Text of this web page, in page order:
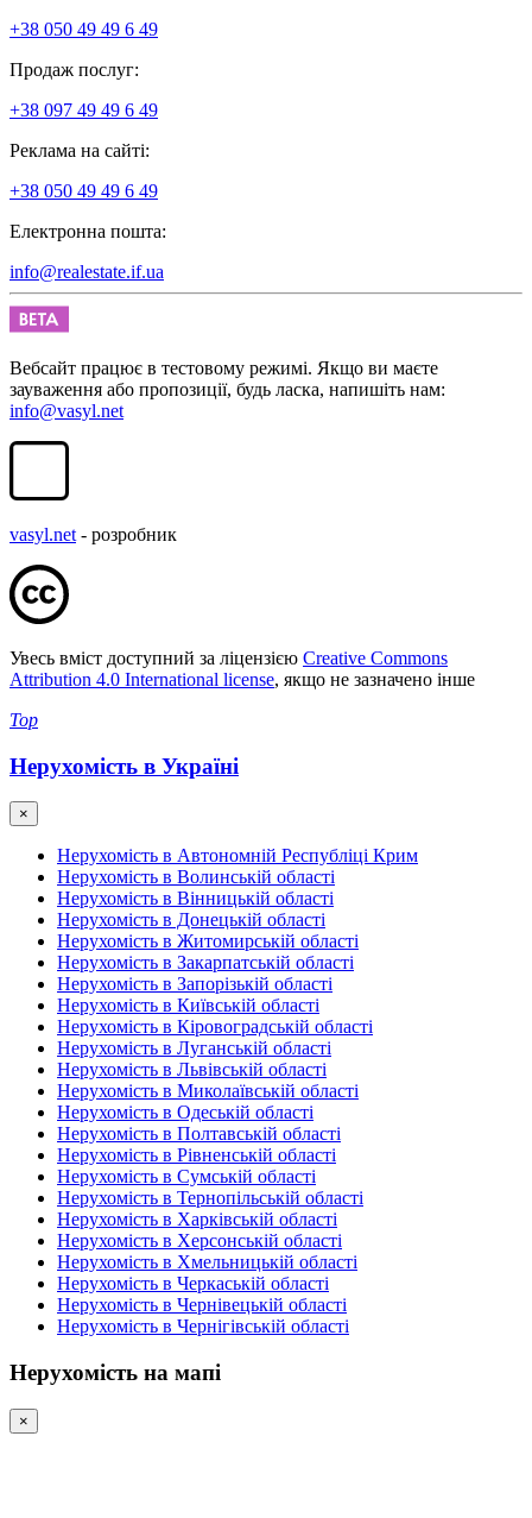
+38 050 49 49 6 49
Продаж послуг:
+38 097 49 49 6 49
Реклама на сайті:
+38 050 49 49 6 49
Електронна пошта:
info@realestate.if.ua
Вебсайт працює в тестовому режимі. Якщо ви маєте
зауваження або пропозиції, будь ласка, напишіть нам:
info@vasyl.net
vasyl.net - розробник
Увесь вміст доступний за ліцензією Creative Commons
Attribution 4.0 International license, якщо не зазначено інше
Top
Нерухомість в Україні
×
Нерухомість в Автономній Республіці Крим
Нерухомість в Волинській області
Нерухомість в Вінницькій області
Нерухомість в Донецькій області
Нерухомість в Житомирській області
Нерухомість в Закарпатській області
Нерухомість в Запорізькій області
Нерухомість в Київській області
Нерухомість в Кіровоградській області
Нерухомість в Луганській області
Нерухомість в Львівській області
Нерухомість в Миколаївській області
Нерухомість в Одеській області
Нерухомість в Полтавській області
Нерухомість в Рівненській області
Нерухомість в Сумській області
Нерухомість в Тернопільській області
Нерухомість в Харківській області
Нерухомість в Херсонській області
Нерухомість в Хмельницькій області
Нерухомість в Черкаській області
Нерухомість в Чернівецькій області
Нерухомість в Чернігівській області
Нерухомість на мапі
×